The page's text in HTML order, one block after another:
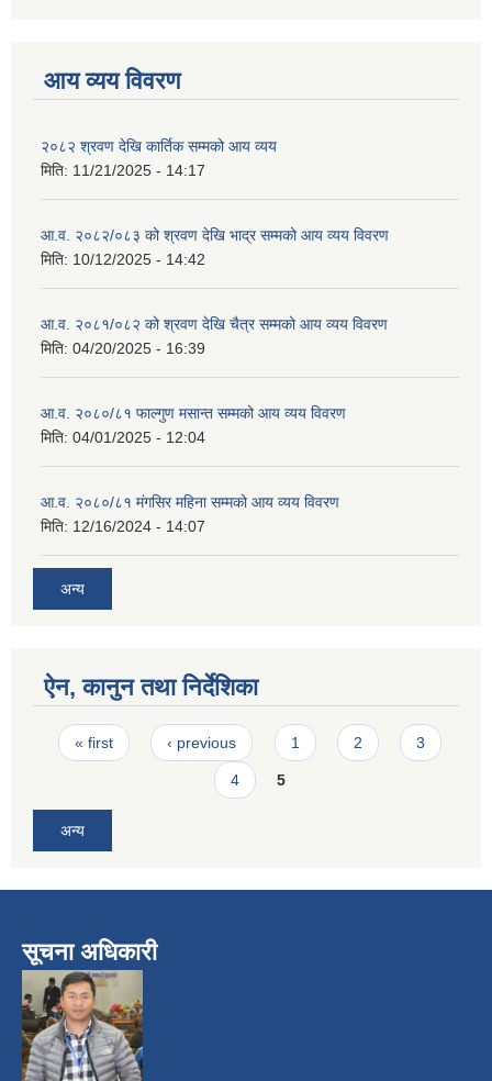
आय व्यय विवरण
२०८२ श्रवण देखि कार्तिक सम्मको आय व्यय
मिति: 11/21/2025 - 14:17
आ.व. २०८२/०८३ को श्रवण देखि भाद्र सम्मको आय व्यय विवरण
मिति: 10/12/2025 - 14:42
आ.व. २०८१/०८२ को श्रवण देखि चैत्र सम्मको आय व्यय विवरण
मिति: 04/20/2025 - 16:39
आ.व. २०८०/८१ फाल्गुण मसान्त सम्मको आय व्यय विवरण
मिति: 04/01/2025 - 12:04
आ.व. २०८०/८१ मंगसिर महिना सम्मको आय व्यय विवरण
मिति: 12/16/2024 - 14:07
अन्य
ऐन, कानुन तथा निर्देशिका
Pages
« first ‹ previous 1 2 3
4 5
अन्य
सूचना अधिकारी